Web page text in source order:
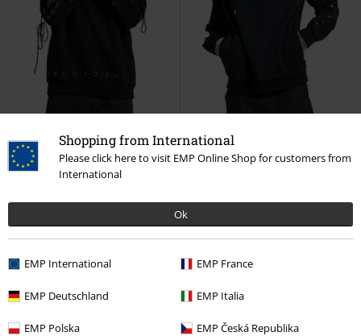
Shopping from International
Please click here to visit EMP Online Shop for customers from
International
Ok
EMP International EMP France
EMP Deutschland EMP Italia
EMP Polska EMP Česká Republika
Stock faible
Détails métalliques
Sweat à Capuche Rivets & Détails
Sweat-shirt à capuche
Skeleton Rockhand
Gothicana